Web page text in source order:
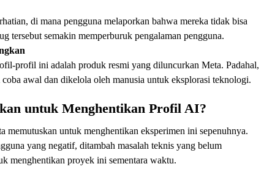
di mana pengguna melaporkan bahwa mereka tidak bisa
tersebut semakin memperburuk pengalaman pengguna.
profil ini adalah produk resmi yang diluncurkan Meta. Padahal,
awal dan dikelola oleh manusia untuk eksplorasi teknologi.
untuk Menghentikan Profil AI?
memutuskan untuk menghentikan eksperimen ini sepenuhnya.
yang negatif, ditambah masalah teknis yang belum
menghentikan proyek ini sementara waktu.